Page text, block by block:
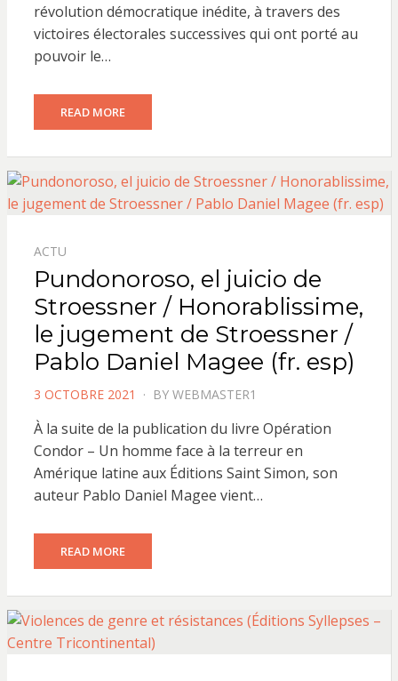
révolution démocratique inédite, à travers des
victoires électorales successives qui ont porté au
pouvoir le…
READ MORE
ACTU
Pundonoroso, el juicio de
Stroessner / Honorablissime,
le jugement de Stroessner /
Pablo Daniel Magee (fr. esp)
POSTED
3 OCTOBRE 2021 BY WEBMASTER1
À la suite de la publication du livre Opération
Condor – Un homme face à la terreur en
Amérique latine aux Éditions Saint Simon, son
auteur Pablo Daniel Magee vient…
READ MORE